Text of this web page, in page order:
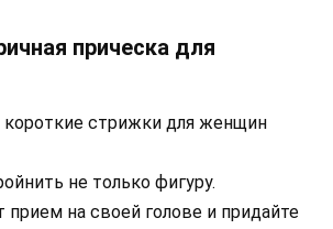
прическа для
не только фигуру.
прием на своей голове и придайте